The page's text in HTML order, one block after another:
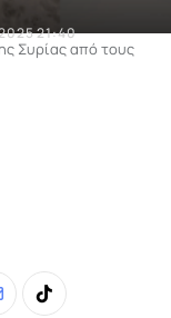
21:40
Συρίας από τους
Tiktok